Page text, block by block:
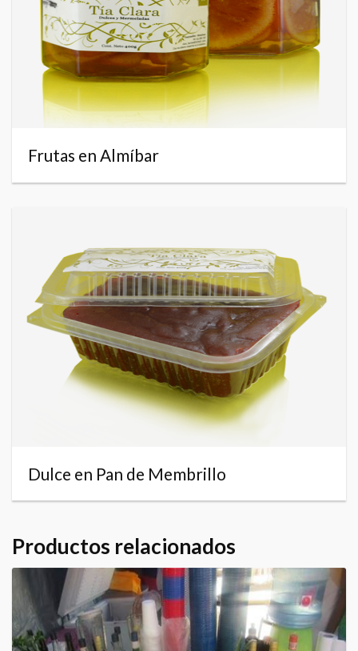
Frutas en Almíbar
Dulce en Pan de Membrillo
Productos relacionados